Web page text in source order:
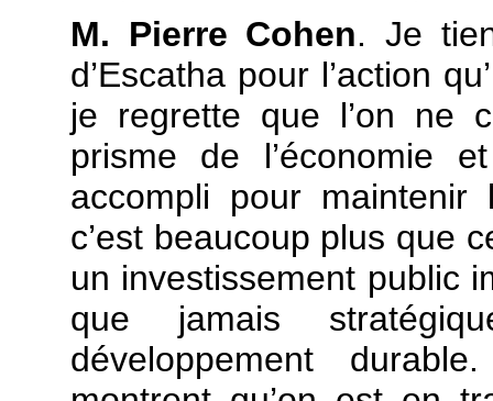
M. Pierre Cohen. Je
d’Escatha pour l’action
je regrette que l’on ne
prisme de l’économie
accompli pour maintenir
c’est beaucoup plus que
un investissement public
que jamais
développement